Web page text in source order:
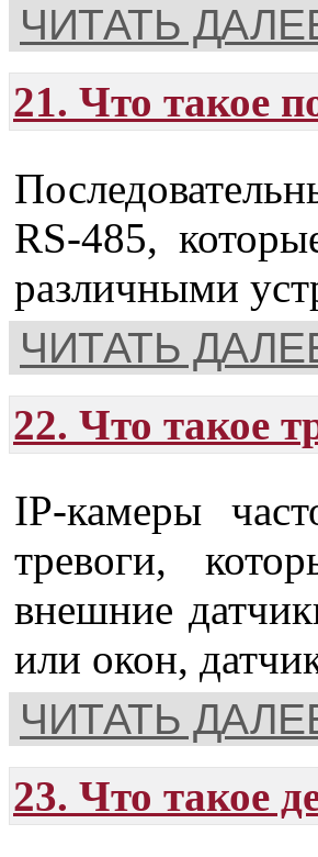
ЧИТАТЬ
21. Что такое
RS-485,
различными
ЧИТАТЬ
22. Что такое
IP-камеры
тревоги,
внешние
или окон,
ЧИТАТЬ
23. Что такое